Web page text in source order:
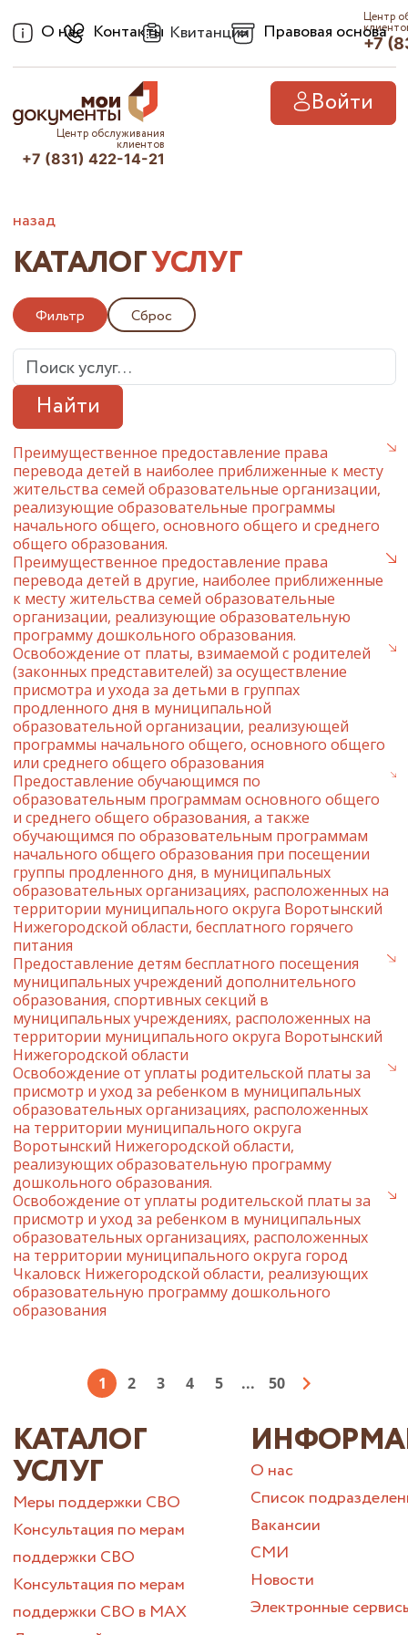
О нас Контакты Квитанции Правовая основа
Центр
+7
Войти
Центр обслуживания
клиентов
+7 (831) 422-14-21
назад
КАТАЛОГУСЛУГ
Фильтр Сброс
Найти
Преимущественное предоставление права
перевода детей в наиболее приближенные к месту
жительства семей образовательные организации,
реализующие образовательные программы
начального общего, основного общего и среднего
общего образования.
Преимущественное предоставление права
перевода детей в другие, наиболее приближенные
к месту жительства семей образовательные
организации, реализующие образовательную
программу дошкольного образования.
Освобождение от платы, взимаемой с родителей
(законных представителей) за осуществление
присмотра и ухода за детьми в группах
продленного дня в муниципальной
образовательной организации, реализующей
программы начального общего, основного общего
или среднего общего образования
Предоставление обучающимся по
образовательным программам основного общего
и среднего общего образования, а также
обучающимся по образовательным программам
начального общего образования при посещении
группы продленного дня, в муниципальных
образовательных организациях, расположенных на
территории муниципального округа Воротынский
Нижегородской области, бесплатного горячего
питания
Предоставление детям бесплатного посещения
муниципальных учреждений дополнительного
образования, спортивных секций в
муниципальных учреждениях, расположенных на
территории муниципального округа Воротынский
Нижегородской области
Освобождение от уплаты родительской платы за
присмотр и уход за ребенком в муниципальных
образовательных организациях, расположенных
на территории муниципального округа
Воротынский Нижегородской области,
реализующих образовательную программу
дошкольного образования.
Освобождение от уплаты родительской платы за
присмотр и уход за ребенком в муниципальных
образовательных организациях, расположенных
на территории муниципального округа город
Чкаловск Нижегородской области, реализующих
образовательную программу дошкольного
образования
1 2 3 4 5 ... 50
КАТАЛОГ
УСЛУГ
Меры поддержки СВО
Консультация по мерам
поддержки СВО
Консультация по мерам
поддержки СВО в МАХ
О нас
Список
Вакансии
СМИ
Новости
Электронные